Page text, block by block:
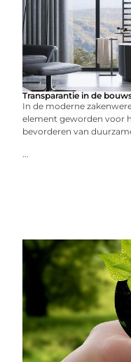
Transparantie in de
In de moderne
element geworden voor
bevorderen van
...